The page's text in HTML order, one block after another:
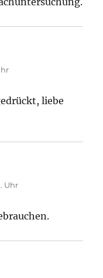
liebe
Uhr